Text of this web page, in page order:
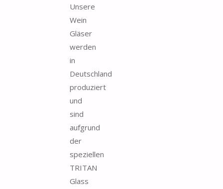
Unsere
Wein
Gläser
werden
in
Deutschland
produziert
und
sind
aufgrund
der
speziellen
TRITAN
Glass